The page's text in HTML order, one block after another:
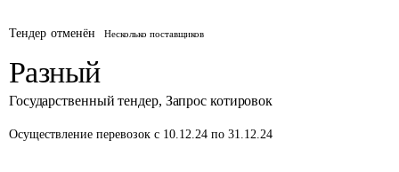
Тендер отменён Несколько поставщиков
Разный
Государственный тендер, Запрос котировок
Осуществление перевозок с 10.12.24 по 31.12.24